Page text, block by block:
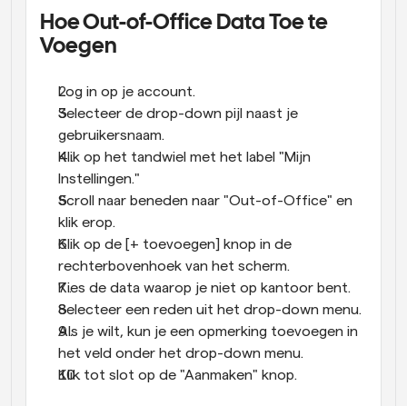
Hoe Out-of-Office Data Toe te
Voegen
Log in op je account.
Selecteer de drop-down pijl naast je
gebruikersnaam.
Klik op het tandwiel met het label "Mijn
Instellingen."
Scroll naar beneden naar "Out-of-Office" en
klik erop.
Klik op de [+ toevoegen] knop in de
rechterbovenhoek van het scherm.
Kies de data waarop je niet op kantoor bent.
Selecteer een reden uit het drop-down menu.
Als je wilt, kun je een opmerking toevoegen in
het veld onder het drop-down menu.
Klik tot slot op de "Aanmaken" knop.